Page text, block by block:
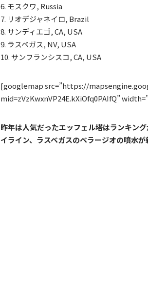
6. モスクワ, Russia
7. リオデジャネイロ, Brazil
8. サンディエゴ, CA, USA
9. ラスベガス, NV, USA
10. サンフランシスコ, CA, USA
[googlemap src=”https://
mid=zVzKwxnVP24E.kXiOfq0PAIfQ”
昨年は人気だったエッフェル塔はランキン
イライン、ラスベガスのベラージオの噴水